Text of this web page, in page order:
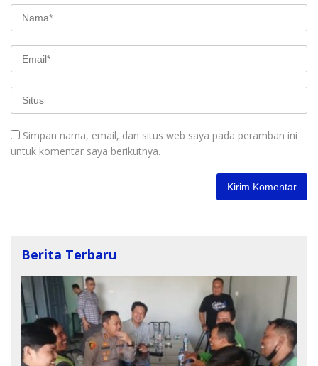
Simpan nama, email, dan situs web saya pada peramban ini
untuk komentar saya berikutnya.
Berita Terbaru